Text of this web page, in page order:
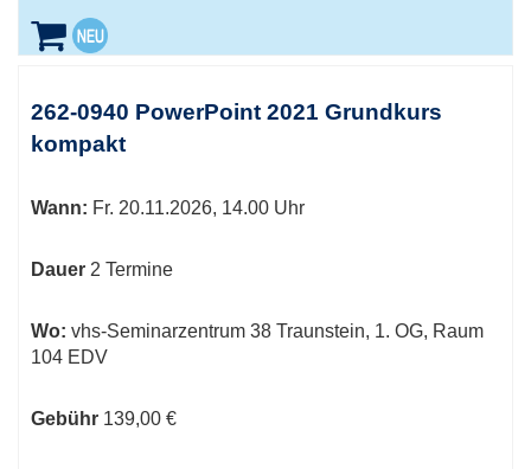
262-0940 PowerPoint 2021 Grundkurs
kompakt
Wann: Fr. 20.11.2026, 14.00 Uhr
Dauer 2 Termine
Wo: vhs-Seminarzentrum 38 Traunstein, 1. OG, Raum
104 EDV
Gebühr 139,00 €